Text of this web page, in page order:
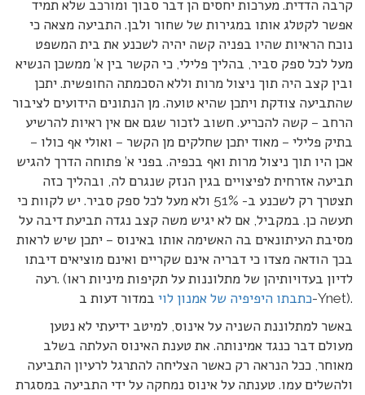
קרבה הדדית. מערכות יחסים הן דבר סבוך ומורכב שלא תמיד
אפשר לקטלג אותו במגירות של שחור ולבן. התביעה מצאה כי
נוכח הראיות שהיו בפניה קשה יהיה לשכנע את בית המשפט
מעל לכל ספק סביר, בהליך פלילי, כי הקשר בין א’ ממשכן הנשיא
ובין קצב היה תוך ניצול מרות וללא הסכמתה החופשית. יתכן
שהתביעה צודקת ויתכן שהיא טועה. מן הנתונים הידועים לציבור
הרחב – קשה להכריע. חשוב לזכור שגם אם אין ראיות להרשיע
בתיק פלילי – מאוד יתכן שחלקים מן הקשר – ואולי אף כולו –
אכן היו תוך ניצול מרות ואף בכפיה. בפני א’ פתוחה הדרך להגיש
תביעה אזרחית לפיצויים בגין הנזק שנגרם לה, ובהליך כזה
תצטרך רק לשכנע ב- 51% ולא מעל לכל ספק סביר. יש לקוות כי
תעשה כן. במקביל, אם לא יגיש משה קצב נגדה תביעת דיבה על
מסיבת העיתונאים בה האשימה אותו באינוס – יתכן שיש לראות
בכך הודאה מצדו כי דבריה אינם שקריים ואינם מוציאים דיבתו
רעה. (לדיון בעדויותיהן של מתלוננות על תקיפות מיניות ראו
כתבתו היפיפיה של אמנון לויבמדור דעות ב-Ynet).
באשר למתלוננת השניה על אינוס, למיטב ידיעתי לא נטען
מעולם דבר כנגד אמינותה. את טענת האינוס העלתה בשלב
מאוחר, ככל הנראה רק כאשר הצליחה להתרגל לרעיון התביעה
ולהשלים עמו. טענתה על אינוס נמחקה על ידי התביעה במסגרת